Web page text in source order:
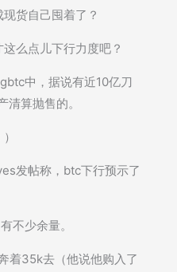
货自己囤着了？
么点儿下行力度吧？
中，据说有近10亿刀
清算抛售的。
发帖称，btc下行预示了
不少余量。
着35k去（他说他购入了